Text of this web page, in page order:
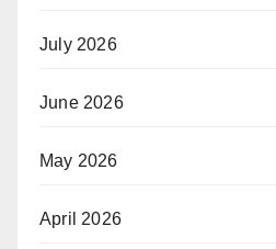
July 2026
June 2026
May 2026
April 2026